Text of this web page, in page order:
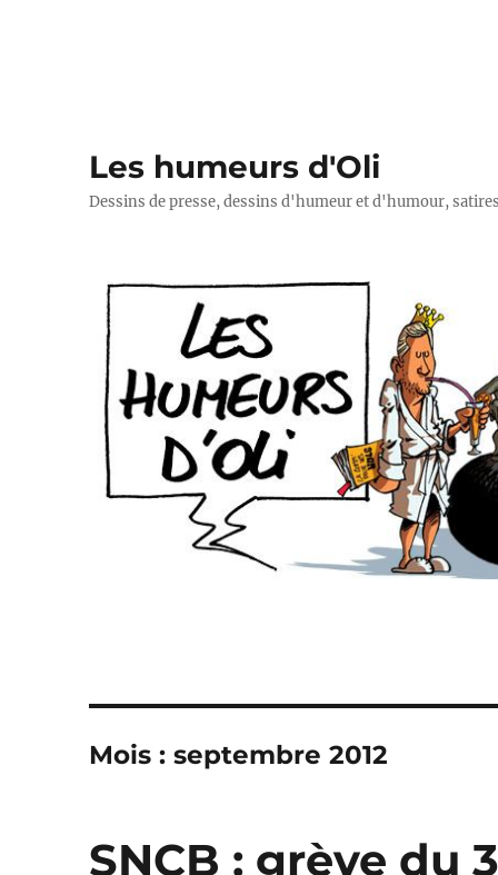
Les humeurs d'Oli
Dessins de presse, dessins d'humeur et d'humour,
Mois :septembre 2012
SNCB : grève du